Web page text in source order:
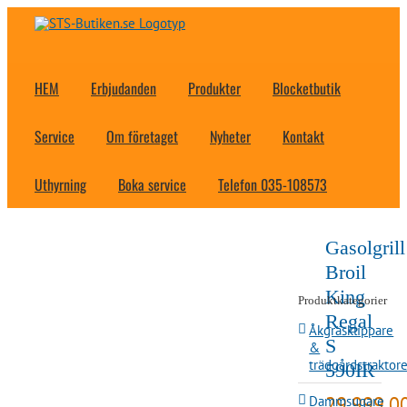
Fortsätt
HEM Erbjudanden Produkter Blocketbutik
Service Om företaget Nyheter Kontakt
Uthyrning Boka service Telefon 035-108573
Gasolgrill
Broil
King
Regal
S
590IR
Produktkategorier
Åkgräsklippare
&
Dammsugare